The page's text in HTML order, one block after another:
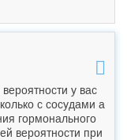
у вас
с сосудами а
гормонального
вероятности при